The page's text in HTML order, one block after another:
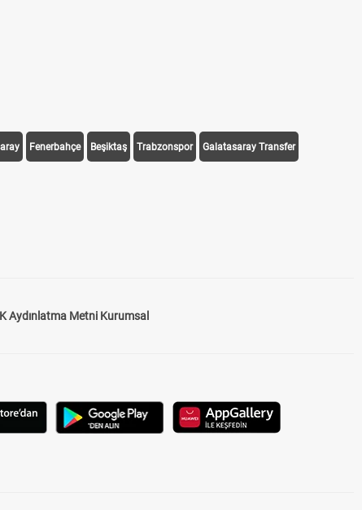
Fenerbahçe Beşiktaş Trabzonspor Galatasaray Transfer
Aydınlatma Metni Kurumsal